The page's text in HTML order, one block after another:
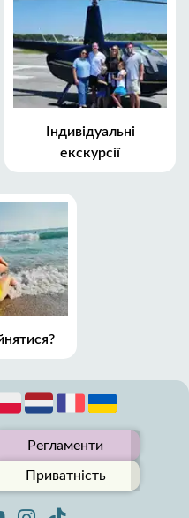
Індивідуальні
екскурсії
Регламенти
Приватність